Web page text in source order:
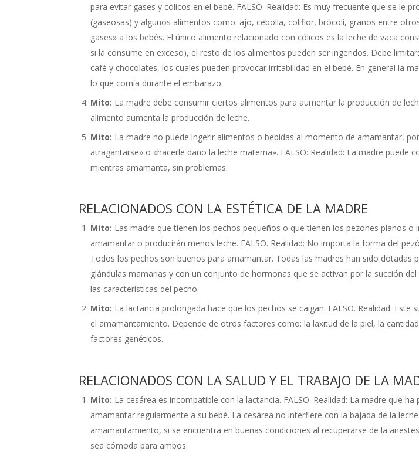
para evitar gases y cólicos en el bebé. FALSO. Realidad: Es muy frecuente que se le
(gaseosas) y algunos alimentos como: ajo, cebolla, coliflor, brócoli, granos entre
gases» a los bebés. El único alimento relacionado con cólicos es la leche de vaca
si la consume en exceso), el resto de los alimentos pueden ser ingeridos. Debe
café y chocolates, los cuales pueden provocar irritabilidad en el bebé. En general la
lo que comía durante el embarazo.
Mito: La madre debe consumir ciertos alimentos para aumentar la producción de
alimento aumenta la producción de leche.
Mito: La madre no puede ingerir alimentos o bebidas al momento de amamantar,
atragantarse» o «hacerle daño la leche materna». FALSO: Realidad: La madre puede
mientras amamanta, sin problemas.
RELACIONADOS CON LA ESTÉTICA DE LA MADRE
Mito: Las madre que tienen los pechos pequeños o que tienen los pezones planos o
amamantar o producirán menos leche. FALSO. Realidad: No importa la forma del
Todos los pechos son buenos para amamantar. Todas las madres han sido dotadas
glándulas mamarias y con un conjunto de hormonas que se activan por la succión
las características del pecho.
Mito: La lactancia prolongada hace que los pechos se caigan. FALSO. Realidad: Este
el amamantamiento. Depende de otros factores como: la laxitud de la piel, la
factores genéticos.
RELACIONADOS CON LA SALUD Y EL TRABAJO DE LA
Mito: La cesárea es incompatible con la lactancia. FALSO. Realidad: La madre que
amamantar regularmente a su bebé. La cesárea no interfiere con la bajada de la
amamantamiento, si se encuentra en buenas condiciones al recuperarse de la
sea cómoda para ambos.